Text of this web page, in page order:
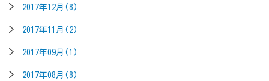
2017年12月(8)
2017年11月(2)
2017年09月(1)
2017年08月(8)